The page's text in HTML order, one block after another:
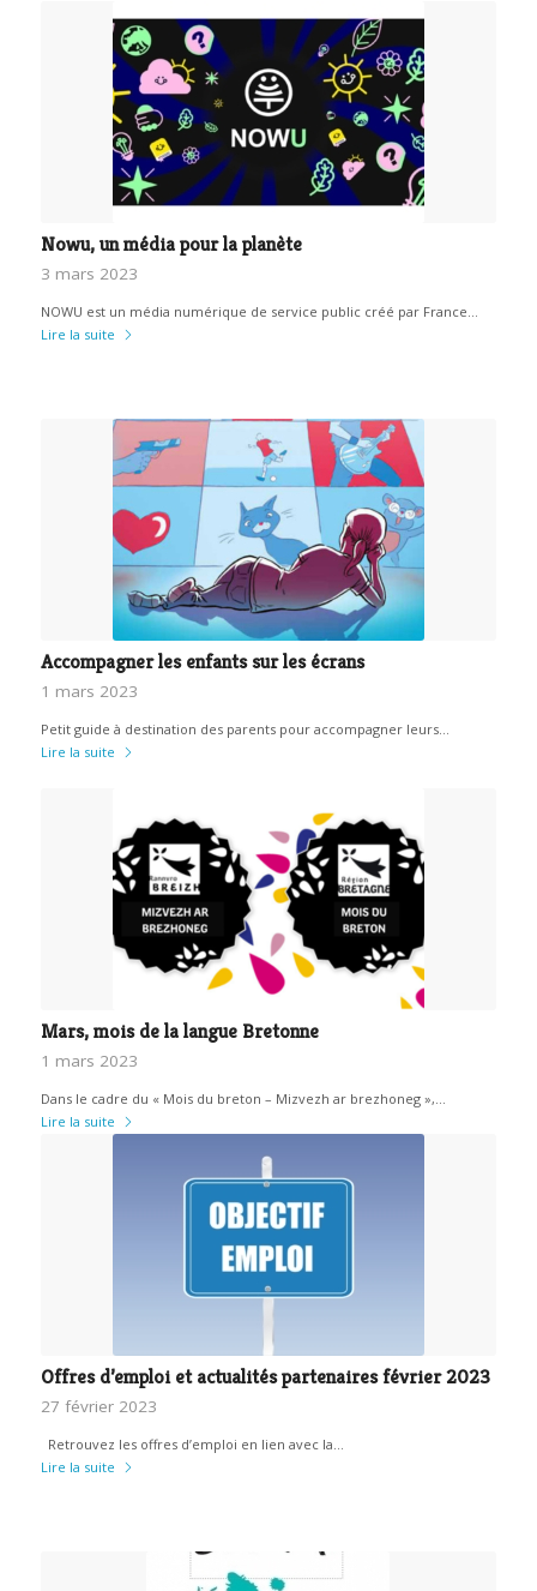
Nowu, un média pour la planète
3 mars 2023
NOWU est un média numérique de service public créé par France…
Lire la suite
Accompagner les enfants sur les écrans
1 mars 2023
Petit guide à destination des parents pour accompagner leurs…
Lire la suite
Mars, mois de la langue Bretonne
1 mars 2023
Dans le cadre du « Mois du breton – Mizvezh ar brezhoneg »,…
Lire la suite
Offres d’emploi et actualités partenaires février 2023
27 février 2023
Retrouvez les offres d’emploi en lien avec la…
Lire la suite